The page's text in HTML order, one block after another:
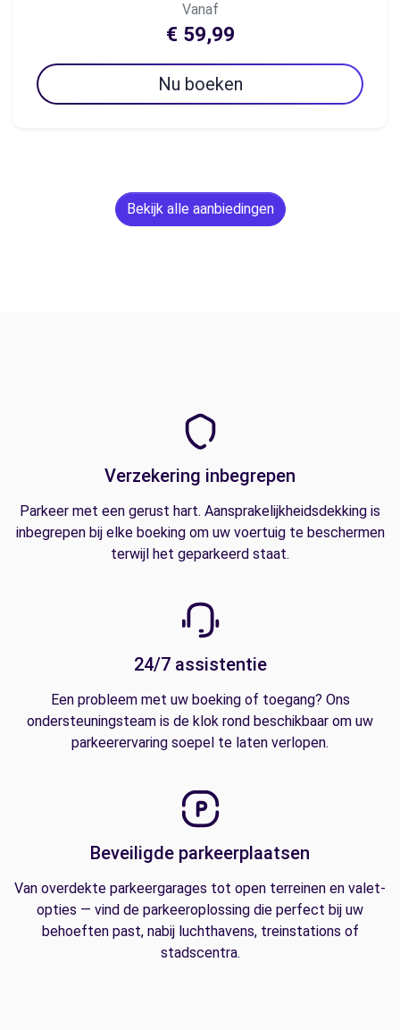
Vanaf
€ 59,99
Nu boeken
Bekijk alle aanbiedingen
Verzekering inbegrepen
Parkeer met een gerust hart. Aansprakelijkheidsdekking is
inbegrepen bij elke boeking om uw voertuig te beschermen
terwijl het geparkeerd staat.
24/7 assistentie
Een probleem met uw boeking of toegang? Ons
ondersteuningsteam is de klok rond beschikbaar om uw
parkeerervaring soepel te laten verlopen.
Beveiligde parkeerplaatsen
Van overdekte parkeergarages tot open terreinen en valet-
opties — vind de parkeeroplossing die perfect bij uw
behoeften past, nabij luchthavens, treinstations of
stadscentra.